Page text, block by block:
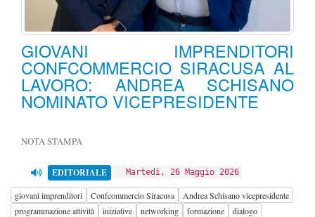
GIOVANI IMPRENDITORI
CONFCOMMERCIO SIRACUSA AL
LAVORO: ANDREA SCHISANO
NOMINATO VICEPRESIDENTE
NOTA STAMPA
EDITORIALE Martedì, 26 Maggio 2026
giovani imprenditori Confcommercio Siracusa
Andrea Schisano vicepresidente
programmazione attività
iniziative networking formazione dialogo